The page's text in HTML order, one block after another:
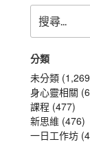
尋
關
鍵
字:
分類
未分類
身心靈相關
課程 (477)
新思維 (476)
一日工作坊